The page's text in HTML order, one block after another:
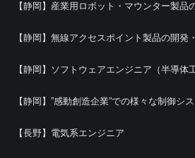
【静岡】産業用ロボット・マウンター製品
【静岡】無線アクセスポイント製品の開発
【静岡】ソフトウェアエンジニア（半導体
【静岡】”感動創造企業”での様々な制御シ
【長野】電気系エンジニア